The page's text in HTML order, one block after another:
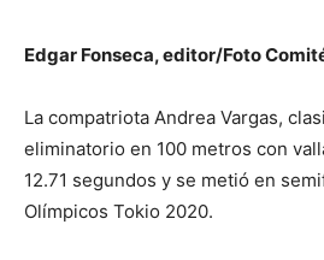
Edgar Fonseca, editor/Foto
La compatriota Andrea Vargas,
eliminatorio en 100 metros con
12.71 segundos y se metió en
Olímpicos Tokio 2020.